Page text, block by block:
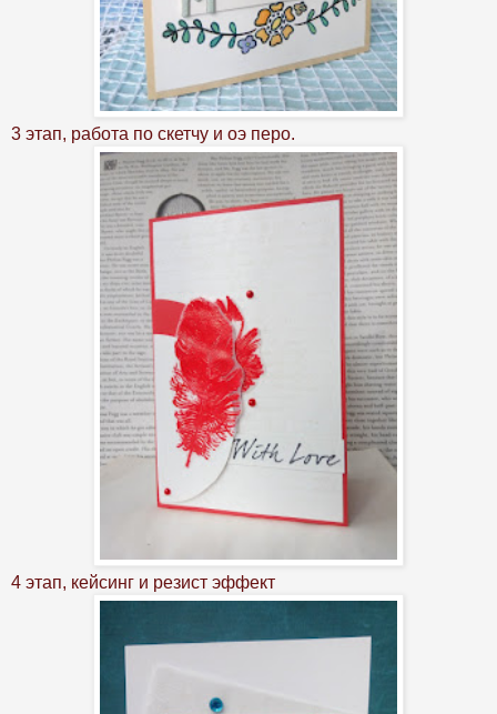
3 этап, работа по скетчу и оэ перо.
4 этап, кейсинг и резист эффект